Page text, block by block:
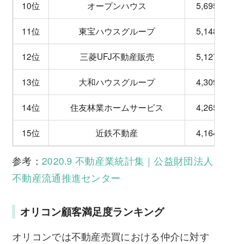
10位 オープンハウス 5,695
11位 東宝ハウスグループ 5,148
12位 三菱UFJ不動産販売 5,127
13位 大和ハウスグループ 4,309
14位 住友林業ホームサービス 4,265
15位 近鉄不動産 4,164
参考： 2020.9 不動産業統計集｜公益財団法人
不動産流通推進センター
オリコン顧客満足度ランキング
オリコンでは不動産売買における仲介に対す